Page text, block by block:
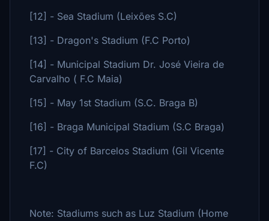
[12] - Sea Stadium (Leixões S.C)
[13] - Dragon's Stadium (F.C Porto)
[14] - Municipal Stadium Dr. José Vieira de
Carvalho ( F.C Maia)
[15] - May 1st Stadium (S.C. Braga B)
[16] - Braga Municipal Stadium (S.C Braga)
[17] - City of Barcelos Stadium (Gil Vicente
F.C)
Note: Stadiums such as Luz Stadium (Home